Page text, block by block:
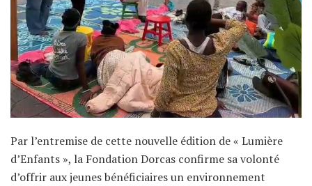
Par l’entremise de cette nouvelle édition de « Lumière
d’Enfants », la Fondation Dorcas confirme sa volonté
d’offrir aux jeunes bénéficiaires un environnement